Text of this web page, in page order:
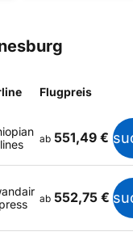
Flugpreis
ab 551,49 €
ab 552,75 €